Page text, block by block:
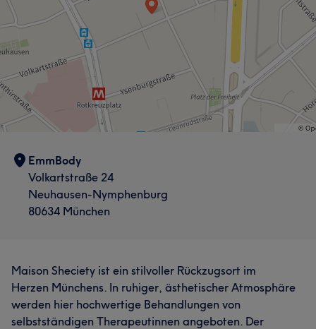
EmmBody
Volkartstraße 24
Neuhausen-Nymphenburg
80634 München
Maison Sheciety ist ein stilvoller Rückzugsort im
Herzen Münchens. In ruhiger, ästhetischer Atmosphäre
werden hier hochwertige Behandlungen von
selbstständigen Therapeutinnen angeboten. Der